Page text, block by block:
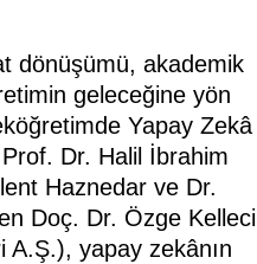
dönüşümü, akademik
geleceğine yön
Yapay Zekâ
Dr. Halil İbrahim
Haznedar ve Dr.
Doç. Dr. Özge Kelleci
A.Ş.), yapay zekânın